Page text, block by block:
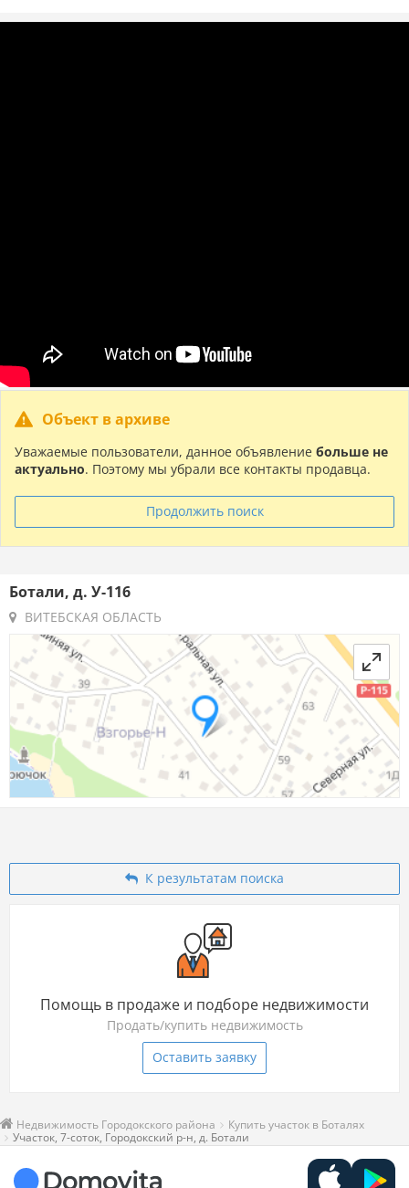
Объект в архиве
Уважаемые пользователи, данное объявление больше не
актуально. Поэтому мы убрали все контакты продавца.
Продолжить поиск
Ботали, д. У-116
ВИТЕБСКАЯ ОБЛАСТЬ
К результатам поиска
Помощь в продаже и подборе недвижимости
Продать/купить недвижимость
Оставить заявку
Недвижимость Городокского района
Купить участок в Боталях
Участок, 7-соток, Городокский р-н, д. Ботали